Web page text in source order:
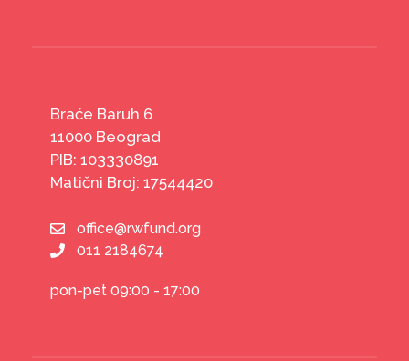
Braće Baruh 6
11000 Beograd
PIB: 103330891
Matični Broj: 17544420
office@rwfund.org
011 2184674
pon-pet 09:00 - 17:00